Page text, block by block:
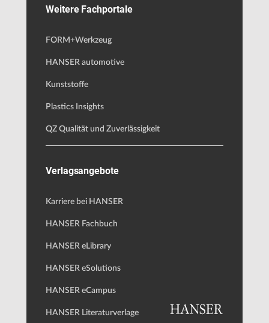
Weitere Fachportale
FORM+Werkzeug
HANSER automotive
Kunststoffe
Plastics Insights
QZ Qualität und Zuverlässigkeit
Verlagsangebote
Karriere bei HANSER
HANSER Fachbuch
HANSER eLibrary
HANSER eSolutions
HANSER eCampus
HANSER Literaturverlage